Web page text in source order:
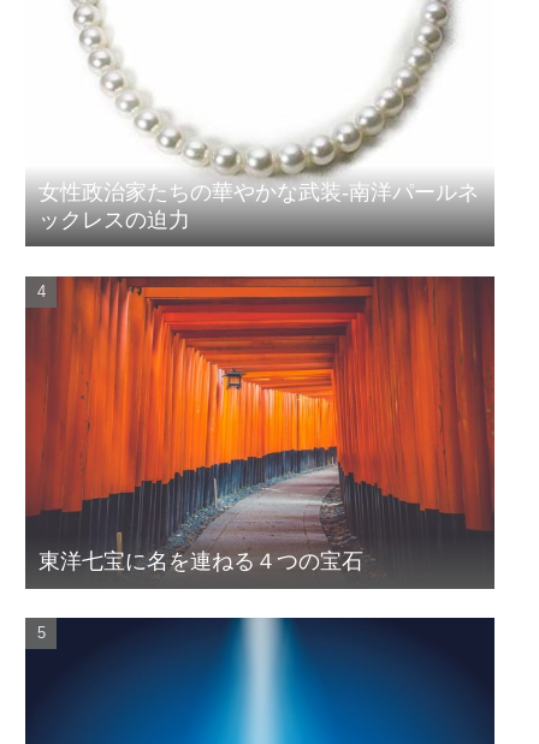
女性政治家たちの華やかな武装-南洋パールネ
ックレスの迫力
東洋七宝に名を連ねる４つの宝石